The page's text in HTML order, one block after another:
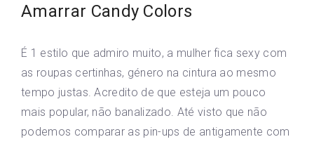
Amarrar Candy Colors
É 1 estilo que admiro muito, a mulher fica sexy com
as roupas certinhas, género na cintura ao mesmo
tempo justas. Acredito de que esteja um pouco
mais popular, não banalizado. Até visto que não
podemos comparar as pin-ups de antigamente com